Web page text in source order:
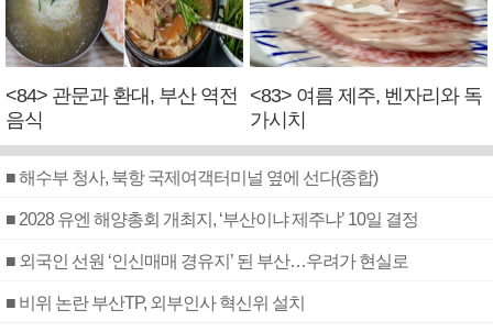
<84> 관문과 환대, 부산 역전
음식
<83> 여름 제주, 벤자리와 독
가시치
■ 해수부 청사, 북항 국제여객터미널 옆에 선다(종합)
■ 2028 유엔 해양총회 개최지, ‘부산이냐 제주냐’ 10일 결정
■ 외국인 선원 ‘인신매매 경유지’ 된 부산…우려가 현실로
■ 비위 논란 부산TP, 외부인사 혁신위 설치